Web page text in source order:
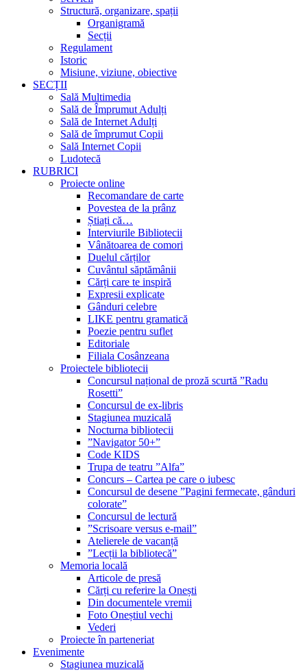
Structură, organizare, spații
Organigramă
Secții
Regulament
Istoric
Misiune, viziune, obiective
SECȚII
Sală Multimedia
Sală de Împrumut Adulți
Sală de Internet Adulți
Sală de împrumut Copii
Sală Internet Copii
Ludotecă
RUBRICI
Proiecte online
Recomandare de carte
Povestea de la prânz
Știați că…
Interviurile Bibliotecii
Vânătoarea de comori
Duelul cărților
Cuvântul săptămânii
Cărți care te inspiră
Expresii explicate
Gânduri celebre
LIKE pentru gramatică
Poezie pentru suflet
Editoriale
Filiala Cosânzeana
Proiectele bibliotecii
Concursul național de proză scurtă ”Radu
Rosetti”
Concursul de ex-libris
Stagiunea muzicală
Nocturna bibliotecii
”Navigator 50+”
Code KIDS
Trupa de teatru ”Alfa”
Concurs – Cartea pe care o iubesc
Concursul de desene ”Pagini fermecate, gânduri
colorate”
Concursul de lectură
”Scrisoare versus e-mail”
Atelierele de vacanță
”Lecții la bibliotecă”
Memoria locală
Articole de presă
Cărți cu referire la Onești
Din documentele vremii
Foto Oneștiul vechi
Vederi
Proiecte în parteneriat
Evenimente
Stagiunea muzicală